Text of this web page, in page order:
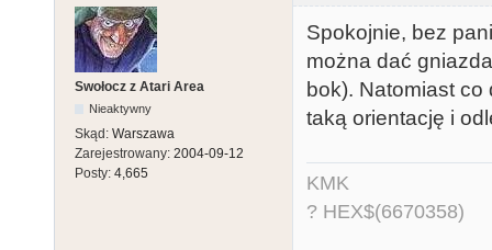
Swołocz z Atari Area
Nieaktywny
Skąd: Warszawa
Zarejestrowany: 2004-09-12
Posty: 4,665
Spokojnie, bez
można dać
bok). Natomiast
taką orientację i
KMK
? HEX$(6670358)